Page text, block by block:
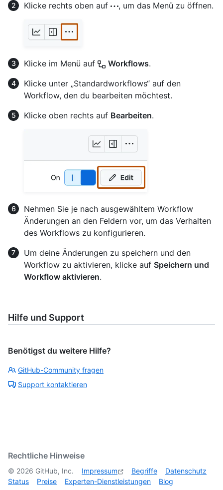
Klicke rechts oben auf
, um das Menü zu öffnen.
Klicke im Menü auf Workflows.
Klicke unter „Standardworkflows“ auf den
Workflow, den du bearbeiten möchtest.
Klicke oben rechts auf Bearbeiten.
Nehmen Sie je nach ausgewähltem Workflow
Änderungen an den Feldern vor, um das Verhalten
des Workflows zu konfigurieren.
Um deine Änderungen zu speichern und den
Workflow zu aktivieren, klicke auf Speichern und
Workflow aktivieren.
Hilfe und Support
Benötigst du weitere Hilfe?
GitHub-Community fragen
Support kontaktieren
Rechtliche Hinweise
© 2026 GitHub, Inc. Impressum Begriffe
Datenschutz
Status
Preise Experten-Dienstleistungen Blog